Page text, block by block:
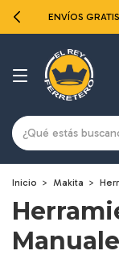
ENVÍOS
Inicio > Makita >